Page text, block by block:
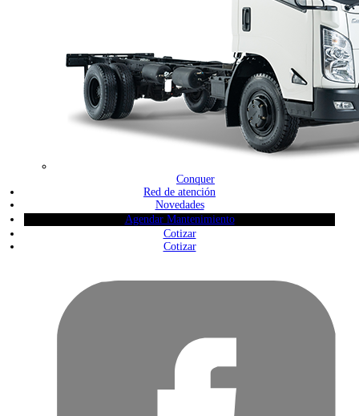
Conquer
Red de atención
Novedades
Agendar Mantenimiento
Cotizar
Cotizar